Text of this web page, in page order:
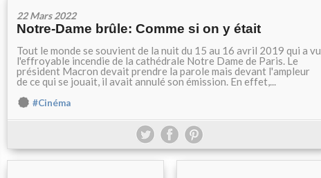
22 Mars 2022
Notre-Dame brûle: Comme si on y était
Tout le monde se souvient de la nuit du 15 au 16 avril 2019 qui a vu
l'effroyable incendie de la cathédrale Notre Dame de Paris. Le
président Macron devait prendre la parole mais devant l'ampleur
de ce qui se jouait, il avait annulé son émission. En effet,...
#Cinéma